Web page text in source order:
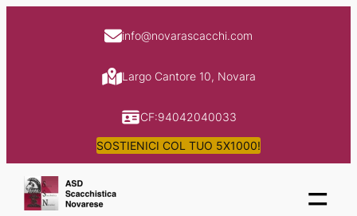
info@novarascacchi.com
Largo Cantore 10, Novara
CF:94042040033
SOSTIENICI COL TUO 5X1000!
=